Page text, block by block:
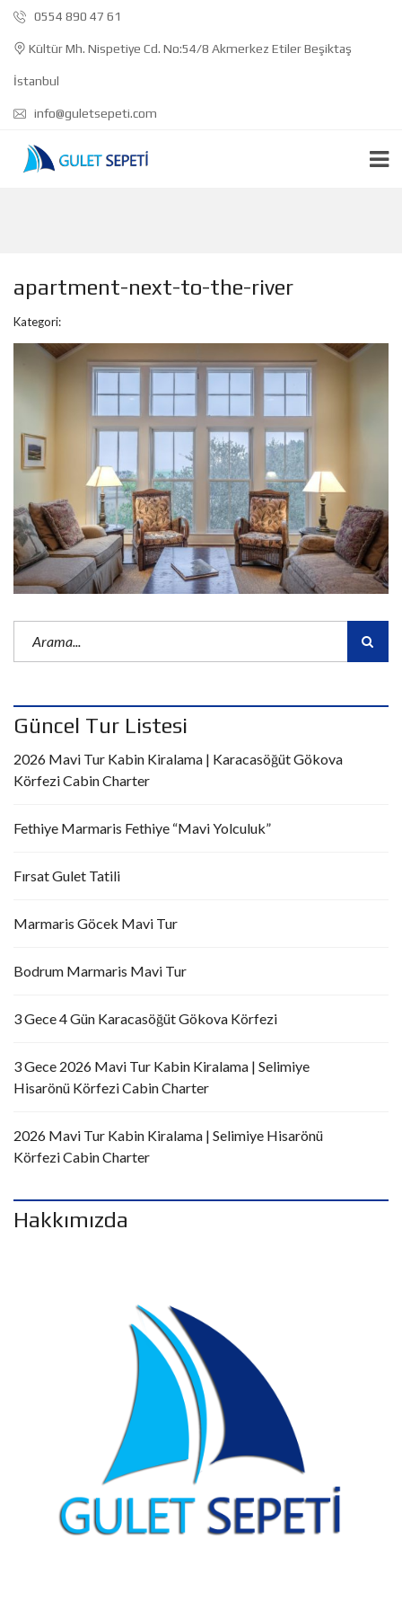
0554 890 47 61
Kültür Mh. Nispetiye Cd. No:54/8 Akmerkez Etiler Beşiktaş
İstanbul
info@guletsepeti.com
apartment-next-to-the-river
Kategori:
Güncel Tur Listesi
2026 Mavi Tur Kabin Kiralama | Karacasöğüt Gökova
Körfezi Cabin Charter
Fethiye Marmaris Fethiye “Mavi Yolculuk”
Fırsat Gulet Tatili
Marmaris Göcek Mavi Tur
Bodrum Marmaris Mavi Tur
3 Gece 4 Gün Karacasöğüt Gökova Körfezi
3 Gece 2026 Mavi Tur Kabin Kiralama | Selimiye
Hisarönü Körfezi Cabin Charter
2026 Mavi Tur Kabin Kiralama | Selimiye Hisarönü
Körfezi Cabin Charter
Hakkımızda